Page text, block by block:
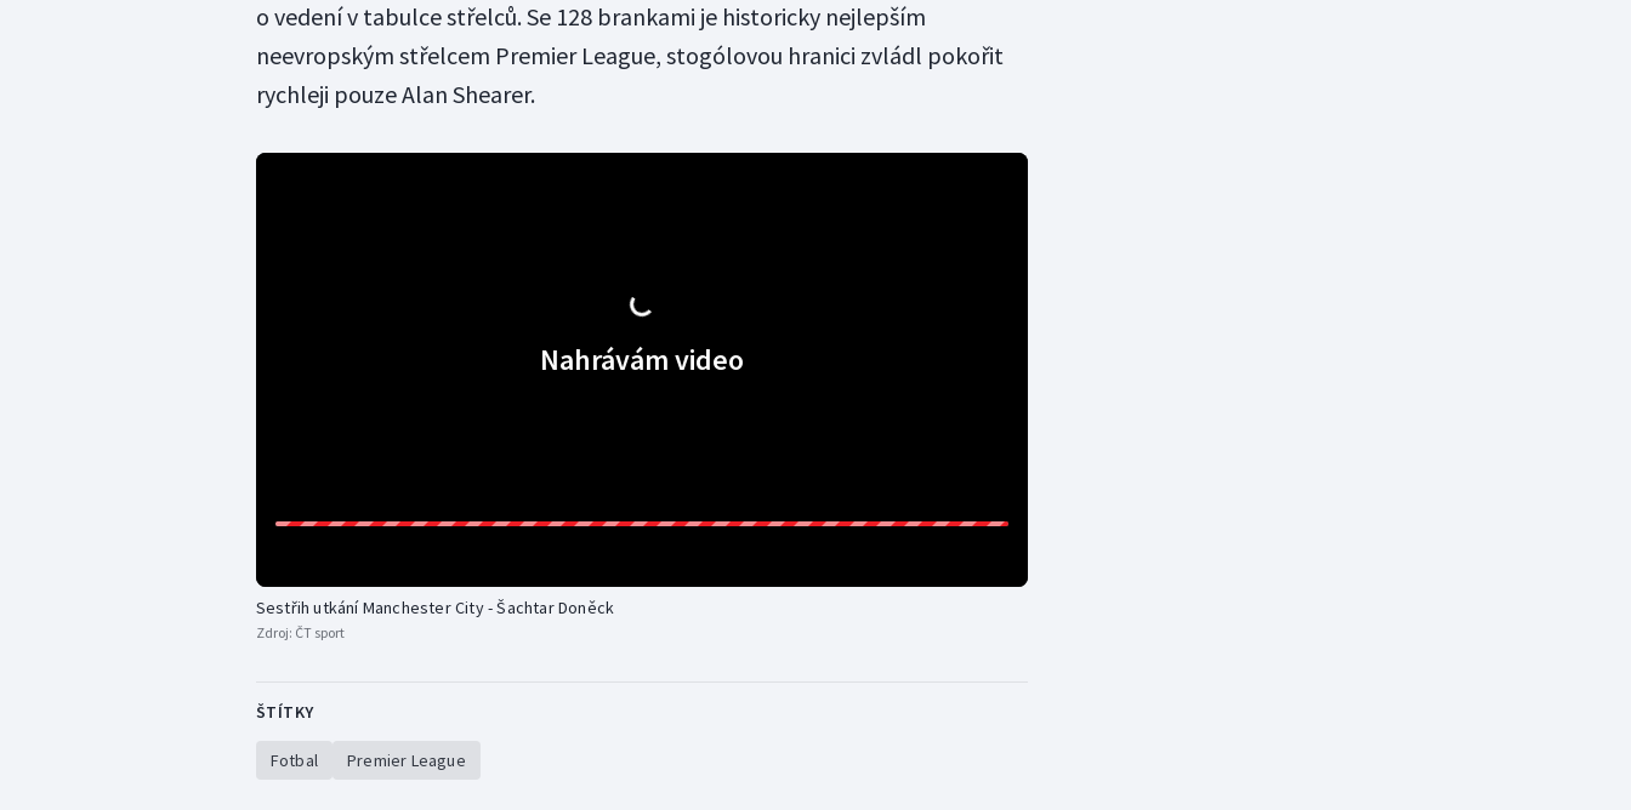
o vedení v tabulce střelců. Se 128 brankami je historicky nejlepším
neevropským střelcem Premier League, stogólovou hranici zvládl pokořit
rychleji pouze Alan Shearer.
Nahrávám video
Sestřih utkání Manchester City - Šachtar Doněck
Zdroj: ČT sport
ŠTÍTKY
Fotbal Premier League